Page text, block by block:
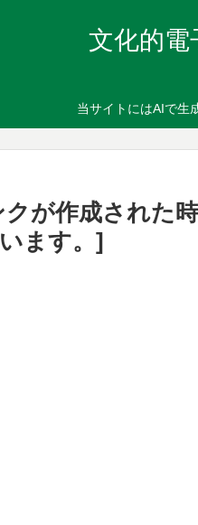
文化的電
当サイトにはAIで生
が作成された
ます。]